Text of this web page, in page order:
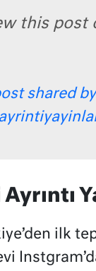
this post
shared by
ilk